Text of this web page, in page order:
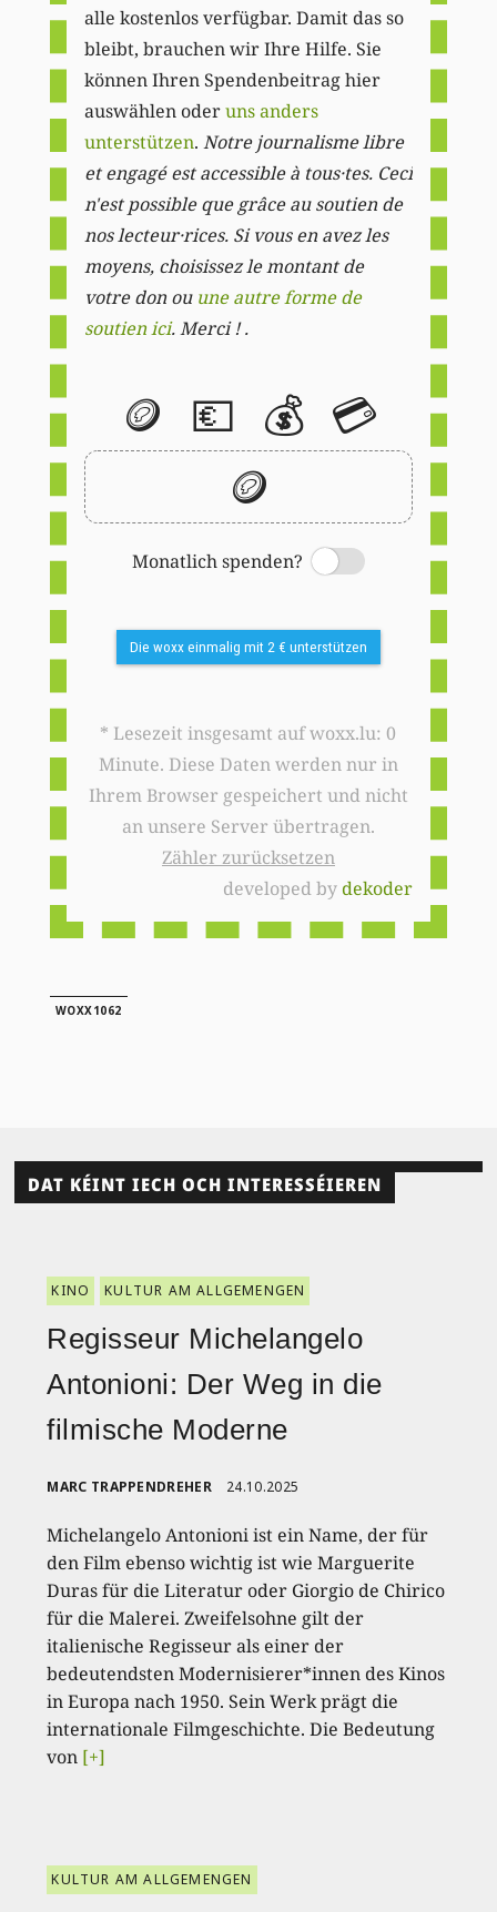
alle kostenlos verfügbar. Damit das so
bleibt, brauchen wir Ihre Hilfe. Sie
können Ihren Spendenbeitrag hier
auswählen oderuns anders
unterstützen. Notre journalisme libre
et engagé est accessible à tous·tes. Ceci
n'est possible que grâce au soutien de
nos lecteur·rices. Si vous en avez les
moyens, choisissez le montant de
votre don ou une autre forme de
soutien ici. Merci ! .
🪙 💶 💰 💳
🪙
Monatlich spenden?
Switch
Die woxx einmalig mit 2 € unterstützen
* Lesezeit insgesamt auf woxx.lu: 0
Minute. Diese Daten werden nur in
Ihrem Browser gespeichert und nicht
an unsere Server übertragen.
Zähler zurücksetzen
developed bydekoder
WOXX1062
DAT KÉINT IECH OCH INTERESSÉIEREN
KINO KULTUR AM ALLGEMENGEN
Regisseur Michelangelo
Antonioni: Der Weg in die
filmische Moderne
MARC TRAPPENDREHER 24.10.2025
Michelangelo Antonioni ist ein Name, der für
den Film ebenso wichtig ist wie Marguerite
Duras für die Literatur oder Giorgio de Chirico
für die Malerei. Zweifelsohne gilt der
italienische Regisseur als einer der
bedeutendsten Modernisierer*innen des Kinos
in Europa nach 1950. Sein Werk prägt die
internationale Filmgeschichte. Die Bedeutung
von [+]
KULTUR AM ALLGEMENGEN